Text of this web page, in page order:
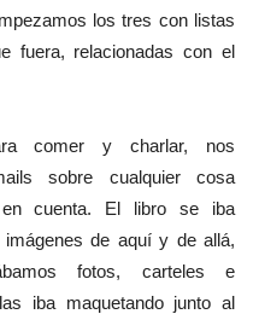
los tres con listas
fuera, relacionadas con el
comer y charlar, nos
sobre cualquier cosa
en cuenta. El libro se iba
imágenes de aquí y de allá,
fotos, carteles e
iba maquetando junto al